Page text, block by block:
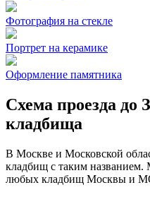
Фотография на стекле
Портрет на керамике
Оформление памятника
Схема проезда до
кладбища
В Москве и Московской
кладбищ с таким названием.
любых кладбищ Москвы и